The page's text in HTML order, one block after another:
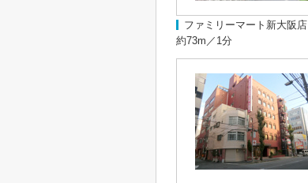
ファミリーマート新大阪店
約73m／1分